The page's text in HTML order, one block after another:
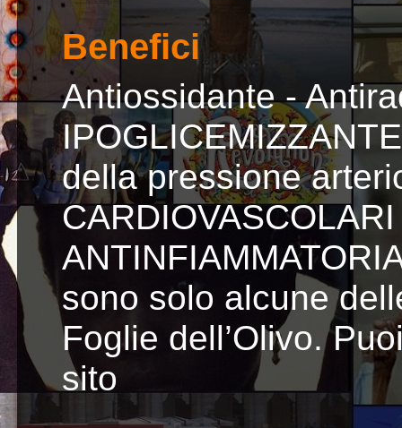
Benefici
Antiossidante -
della pressione
sono solo alcune
Foglie dell’Olivo.
sito